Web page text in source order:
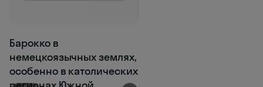
Барокко в
немецкоязычных землях,
особенно в католических